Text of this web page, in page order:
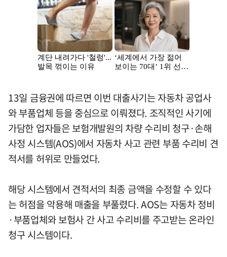
13일 금융권에 따르면 이번 대출사기는 자동차 공업사
와 부품업체 등을 중심으로 이뤄졌다. 조직적인 사기에
가담한 업자들은 보험개발원의 차량 수리비 청구·손해
사정 시스템(AOS)에서 자동차 사고 관련 부품 수리비 견
적서를 허위로 만들었다.
해당 시스템에서 견적서의 최종 금액을 수정할 수 있다
는 허점을 악용해 매출을 부풀렸다. AOS는 자동차 정비
·부품업체와 보험사 간 사고 수리비를 주고받는 온라인
청구 시스템이다.